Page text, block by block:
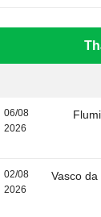
06/08
2026
02/08
2026
Vasco da